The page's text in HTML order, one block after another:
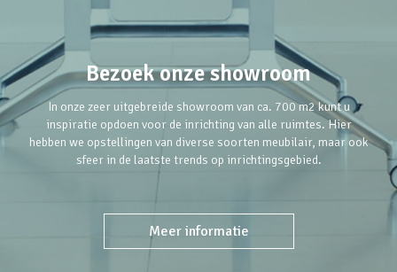
Bezoek onze showroom
In onze zeer uitgebreide showroom van ca. 700 m2 kunt u
inspiratie opdoen voor de inrichting van alle ruimtes. Hier
hebben we opstellingen van diverse soorten meubilair, maar ook
sfeer in de laatste trends op inrichtingsgebied.
Meer informatie